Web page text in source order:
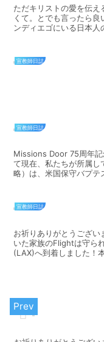
ただキリストの愛を伝
くて。とでも言ったら
ンディエゴにいる日本人
それをいつも思わされ
宣教師日誌
宣教師日誌
Missions Door 75周年
て現在、私たちが所属
略）は、米国保守バプテ
宣教師日誌
お祈りありがとうござ
いた家族のFlightは守ら
(LAX)へ到着しました！
ゴ(バレーセンター)の自